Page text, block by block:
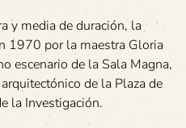
y media de duración, la
1970 por la maestra Gloria
escenario de la Sala Magna,
de la Plaza de
la Investigación.